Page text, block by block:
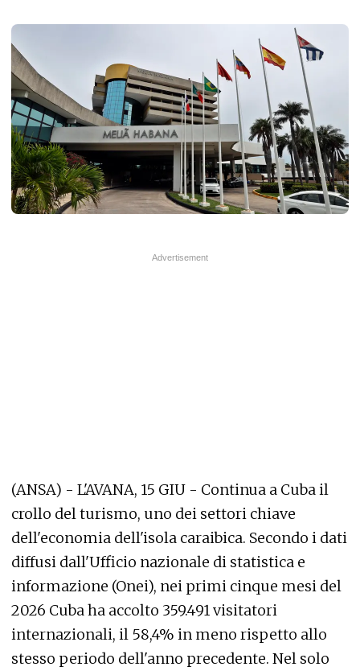
(ANSA) - L'AVANA, 15 GIU - Continua a Cuba il
crollo del turismo, uno dei settori chiave
dell'economia dell'isola caraibica. Secondo i dati
diffusi dall'Ufficio nazionale di statistica e
informazione (Onei), nei primi cinque mesi del
2026 Cuba ha accolto 359.491 visitatori
internazionali, il 58,4% in meno rispetto allo
stesso periodo dell'anno precedente. Nel solo